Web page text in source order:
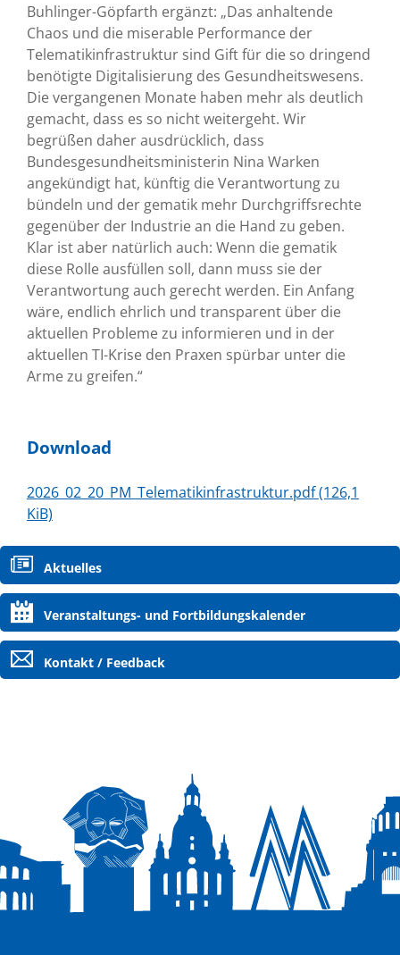
Buhlinger-Göpfarth ergänzt: „Das anhaltende
Chaos und die miserable Performance der
Telematikinfrastruktur sind Gift für die so dringend
benötigte Digitalisierung des Gesundheitswesens.
Die vergangenen Monate haben mehr als deutlich
gemacht, dass es so nicht weitergeht. Wir
begrüßen daher ausdrücklich, dass
Bundesgesundheitsministerin Nina Warken
angekündigt hat, künftig die Verantwortung zu
bündeln und der gematik mehr Durchgriffsrechte
gegenüber der Industrie an die Hand zu geben.
Klar ist aber natürlich auch: Wenn die gematik
diese Rolle ausfüllen soll, dann muss sie der
Verantwortung auch gerecht werden. Ein Anfang
wäre, endlich ehrlich und transparent über die
aktuellen Probleme zu informieren und in der
aktuellen TI-Krise den Praxen spürbar unter die
Arme zu greifen.“
Download
2026_02_20_PM_Telematikinfrastruktur.pdf(126,1
KiB)
Navigation
überspringen
Aktuelles
Veranstaltungs- und Fortbildungskalender
Kontakt / Feedback